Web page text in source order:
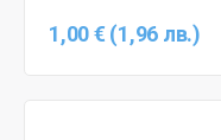
1,00 € (1,96 лв.)